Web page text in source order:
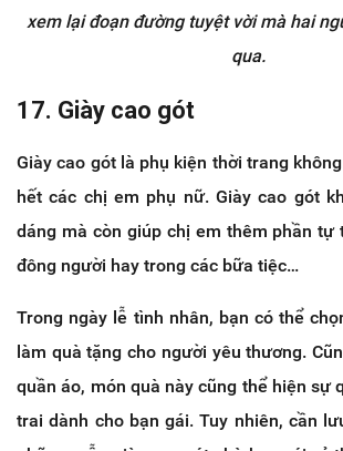
xem lại đoạn đường tuyệt vời mà hai
qua.
17. Giày cao gót
Giày cao gót là phụ kiện thời trang
hết các chị em phụ nữ. Giày cao gót
dáng mà còn giúp chị em thêm phần tự
đông người hay trong các bữa tiệc…
Trong ngày lễ tình nhân, bạn có thể
làm quà tặng cho người yêu thương.
quần áo, món quà này cũng thể hiện sự
trai dành cho bạn gái. Tuy nhiên, cần